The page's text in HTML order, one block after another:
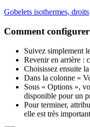
Gobelets isothermes, droits
Comment
Suivez simplement
Revenir en arrière :
Choisissez ensuite
Dans la colonne «
Sous « Options »,
disponible pour un
Pour terminer,
elle est très